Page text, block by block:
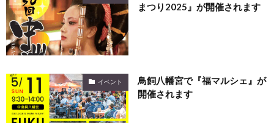
まつり2025』が開催されます
イベント
鳥飼八幡宮で『福マルシェ』が
開催されます